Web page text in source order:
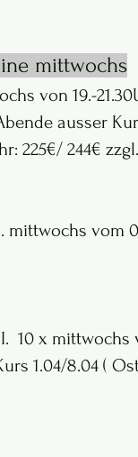
mittwochs
von 19.-
ausser
225€/ 244€
mittwochs
10 x mittwochs
1.04/8.04 (